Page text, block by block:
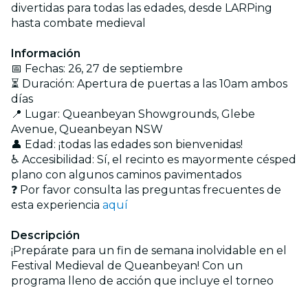
divertidas para todas las edades, desde LARPing
hasta combate medieval
Información
📅 Fechas: 26, 27 de septiembre
⏳ Duración: Apertura de puertas a las 10am ambos
días
📍 Lugar: Queanbeyan Showgrounds, Glebe
Avenue, Queanbeyan NSW
👤 Edad: ¡todas las edades son bienvenidas!
♿ Accesibilidad: Sí, el recinto es mayormente césped
plano con algunos caminos pavimentados
❓ Por favor consulta las preguntas frecuentes de
esta experiencia aquí
Descripción
¡Prepárate para un fin de semana inolvidable en el
Festival Medieval de Queanbeyan! Con un
programa lleno de acción que incluye el torneo